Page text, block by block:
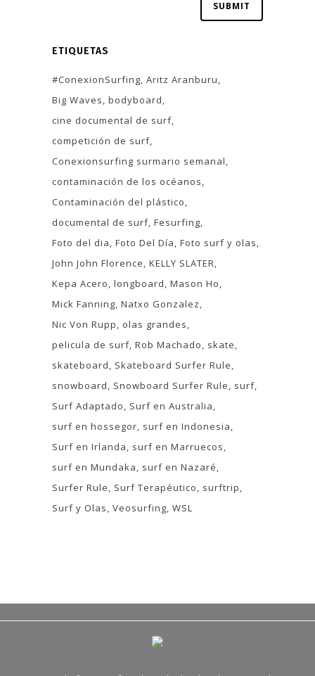
ETIQUETAS
#ConexionSurfing Aritz Aranburu
Big Waves bodyboard
cine documental de surf
competición de surf
Conexionsurfing surmario semanal
contaminación de los océanos
Contaminación del plástico
documental de surf Fesurfing
Foto del dia Foto Del Día Foto surf y olas
John John Florence KELLY SLATER
Kepa Acero longboard Mason Ho
Mick Fanning Natxo Gonzalez
Nic Von Rupp
olas grandes
pelicula de surf Rob Machado
skate
skateboard
Skateboard Surfer Rule
snowboard
Snowboard Surfer Rule
surf
Surf Adaptado
Surf en Australia
surf en hossegor surf en Indonesia
Surf en Irlanda
surf en Marruecos
surf en Mundaka
surf en Nazaré
Surfer Rule
Surf Terapéutico
surftrip
Surf y Olas Veosurfing WSL